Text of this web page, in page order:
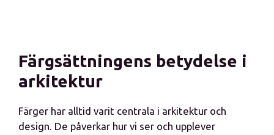
Färgsättningens betydelse i
arkitektur
Färger har alltid varit centrala i arkitektur och
design. De påverkar hur vi ser och upplever